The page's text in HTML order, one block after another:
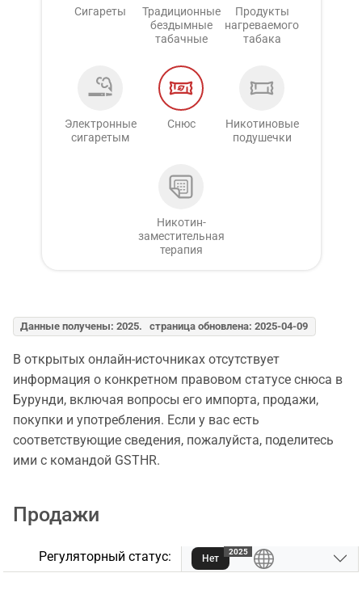
Сигареты
Традиционные
бездымные
табачные
Продукты
нагреваемого
табака
Электронные
сигаретым
Снюс
Никотиновые
подушечки
Никотин-
заместительная
терапия
Данные получены: 2025. страница обновлена: 2025-04-09
В открытых онлайн-источниках отсутствует
информация о конкретном правовом статусе снюса в
Бурунди, включая вопросы его импорта, продажи,
покупки и употребления. Если у вас есть
соответствующие сведения, пожалуйста, поделитесь
ими с командой GSTHR.
Продажи
Регуляторный статус: Нет
2025